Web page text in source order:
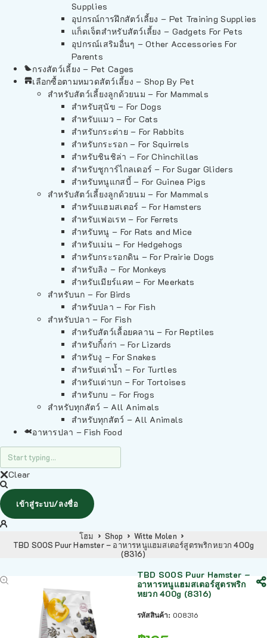
Supplies
อุปกรณ์การฝึกสัตว์เลี้ยง – Pet Training Supplies
แก็ดเจ็ตสำหรับสัตว์เลี้ยง – Gadgets For Pets
อุปกรณ์เสริมอื่นๆ – Other Accessories For
Parents
กรงสัตว์เลี้ยง – Pet Cages
เลือกซื้อตามหมวดสัตว์เลี้ยง – Shop By Pet
สำหรับสัตว์เลี้ยงลูกด้วยนม – For Mammals
สำหรับสุนัข – For Dogs
สำหรับแมว – For Cats
สำหรับกระต่าย – For Rabbits
สำหรับกระรอก – For Squirrels
สำหรับชินชิล่า – For Chinchillas
สำหรับชูการ์ไกลเดอร์ – For Sugar Gliders
สำหรับหนูแกสบี้ – For Guinea Pigs
สำหรับสัตว์เลี้ยงลูกด้วยนม – For Mammals
สำหรับแฮมสเตอร์ – For Hamsters
สำหรับเฟอเรท – For Ferrets
สำหรับหนู – For Rats and Mice
สำหรับเม่น – For Hedgehogs
สำหรับกระรอกดิน – For Prairie Dogs
สำหรับลิง – For Monkeys
สำหรับเมียร์แคท – For Meerkats
สำหรับนก – For Birds
สำหรับปลา – For Fish
สำหรับปลา – For Fish
สำหรับสัตว์เลื้อยคลาน – For Reptiles
สำหรับกิ้งก่า – For Lizards
สำหรับงู – For Snakes
สำหรับเต่าน้ำ – For Turtles
สำหรับเต่าบก – For Tortoises
สำหรับกบ – For Frogs
สำหรับทุกสัตว์ – All Animals
สำหรับทุกสัตว์ – All Animals
อาหารปลา – Fish Food
Clear
เข้าสู่ระบบ/ลงชื่อ
โฮม Shop
Witte Molen
TBD SOOS Puur Hamster – อาหารหนูแฮมสเตอร์สูตรพริกหยวก 400g
(8316)
TBD SOOS Puur Hamster –
อาหารหนูแฮมสเตอร์สูตรพริก
หยวก 400g (8316)
รหัสสินค้า: 008316